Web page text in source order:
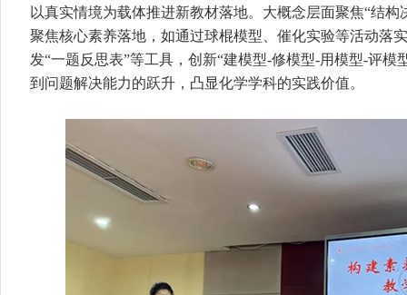
以真实情境为载体推进新教材落地。大概念层面聚焦“结
聚焦核心素养落地，如通过球棍模型、催化实验等活动落
发“一题反思表”等工具，创新“建模型-修模型-用模型-评模
到问题解决能力的跃升，凸显化学学科的实践价值。